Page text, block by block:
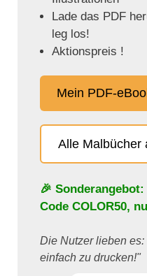
Lade das PDF
leg los!
Aktionspreis !
Mein PDF-
Alle Malbücher
🎉
Code COLOR50,
Die Nutzer lieben
einfach zu drucken!"